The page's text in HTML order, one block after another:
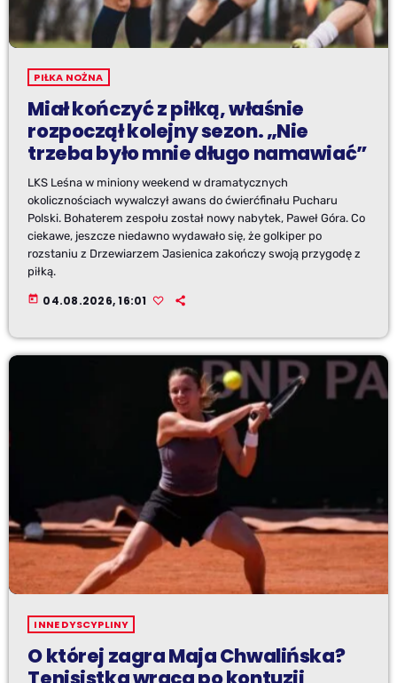
PIŁKA NOŻNA
Miał kończyć z piłką, właśnie
rozpoczął kolejny sezon. „Nie
trzeba było mnie długo namawiać”
LKS Leśna w miniony weekend w dramatycznych
okolicznościach wywalczył awans do ćwierćfinału Pucharu
Polski. Bohaterem zespołu został nowy nabytek, Paweł Góra. Co
ciekawe, jeszcze niedawno wydawało się, że golkiper po
rozstaniu z Drzewiarzem Jasienica zakończy swoją przygodę z
piłką.
today 04.08.2026, 16:01
INNE DYSCYPLINY
O której zagra Maja Chwalińska?
Tenisistka wraca po kontuzji